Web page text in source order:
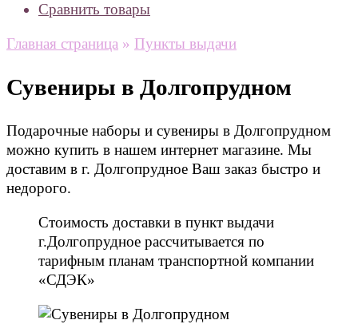
Сравнить товары
Главная страница » Пункты выдачи
Сувениры в Долгопрудном
Подарочные наборы и сувениры в Долгопрудном
можно купить в нашем интернет магазине. Мы
доставим в г. Долгопрудное Ваш заказ быстро и
недорого.
Стоимость доставки в пункт выдачи
г.Долгопрудное рассчитывается по
тарифным планам транспортной компании
«СДЭК»